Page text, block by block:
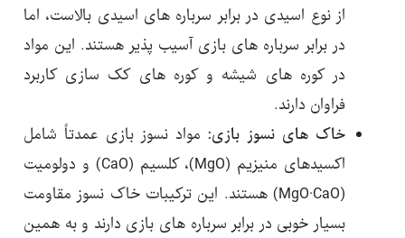
از نوع اسیدی در برابر سرباره های اسیدی بالاست، اما
در برابر سرباره های بازی آسیب پذیر هستند. این مواد
در کوره های شیشه و کوره های کک سازی کاربرد
فراوان دارند.
خاک های نسوز بازی:مواد نسوز بازی عمدتاً شامل
اکسیدهای منیزیم (MgO)، کلسیم (CaO) و دولومیت
(MgO·CaO) هستند. این ترکیبات خاک نسوز مقاومت
بسیار خوبی در برابر سرباره های بازی دارند و به همین